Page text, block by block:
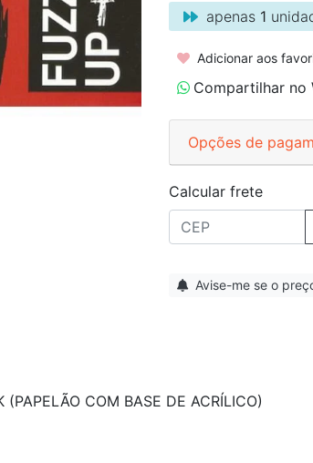
apenas 1
Adicionar aos
Compartilhar no
Opções de
Calcular frete
Avise-me se o
COM BASE DE ACRÍLICO)